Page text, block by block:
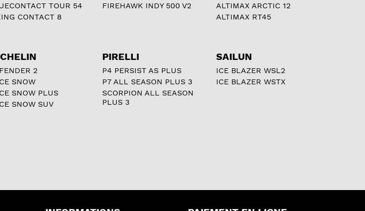
TOUR 54
CONTACT 8
FIREHAWK INDY 500 V2
ALTIMAX ARCTIC 12
ALTIMAX RT45
2
SNOW
SNOW PLUS
SNOW SUV
PIRELLI
P4 PERSIST AS PLUS
P7 ALL SEASON PLUS 3
SCORPION ALL SEASON
PLUS 3
SAILUN
ICE BLAZER WSL2
ICE BLAZER WSTX